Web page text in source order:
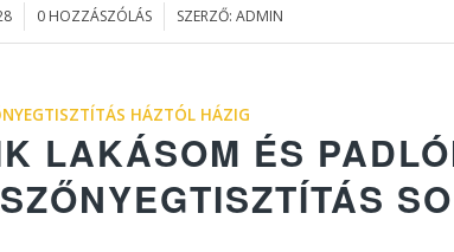
0 HOZZÁSZÓLÁS
/ SZERZŐ: ADMIN
HÁZTÓL HÁZIG
LAKÁSOM ÉS